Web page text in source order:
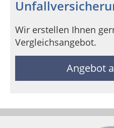
Wir erstellen Ihnen
Vergleichsangebot.
Angebot